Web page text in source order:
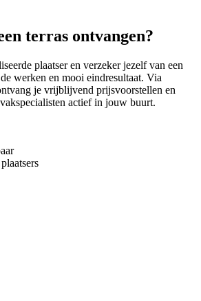
terras ontvangen?
plaatser en verzeker jezelf van een
werken en mooi eindresultaat. Via
je vrijblijvend prijsvoorstellen en
actief in jouw buurt.